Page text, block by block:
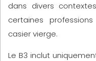
dans divers
certaines
casier vierge.
Le B3 inclut